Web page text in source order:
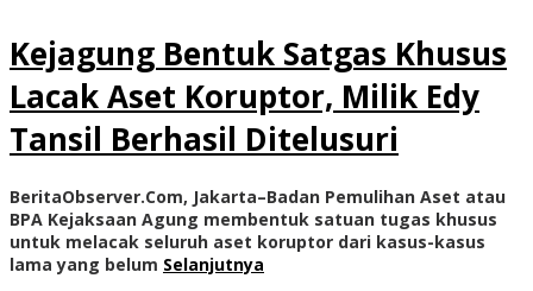
Kejagung Bentuk Satgas Khusus
Lacak Aset Koruptor, Milik Edy
Tansil Berhasil Ditelusuri
BeritaObserver.Com, Jakarta–Badan Pemulihan Aset atau
BPA Kejaksaan Agung membentuk satuan tugas khusus
untuk melacak seluruh aset koruptor dari kasus-kasus
lama yang belum Selanjutnya